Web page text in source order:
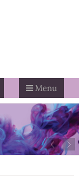
Menu